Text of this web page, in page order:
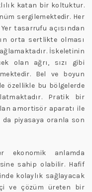
katan bir koltuktur.
sergilemektedir. Her
tasarrufu açısından
orta sertlikte olması
İskeletinin
olan ağrı, sızı gibi
Bel ve boyun
özellikle bu bölgelerde
Pratik bir
amortisör aparatı ile
da piyasaya oranla son
ekonomik anlamda
sahip olabilir. Hafif
kolaylık sağlayacak
ve çözüm üreten bir